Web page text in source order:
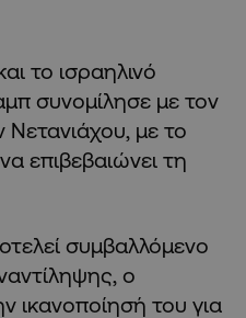
το ισραηλινό
συνομίλησε με τον
με το
επιβεβαιώνει τη
συμβαλλόμενο
ο
ικανοποίησή του για